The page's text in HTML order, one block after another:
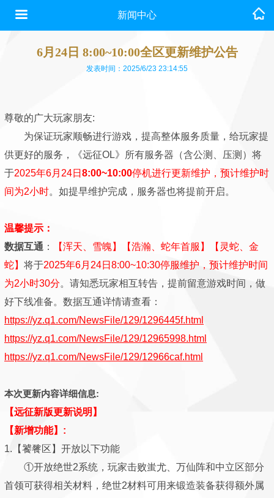
新闻中心
6月24日 8:00~10:00全区更新维护公告
发表时间：2025/6/23 23:14:55
尊敬的广大玩家朋友:
为保证玩家顺畅进行游戏，提高整体服务质量，给玩家提
供更好的服务，《远征OL》所有服务器（含公测、压测）将
于2025年6月24日 8:00~10:00停机进行更新维护，预计维护时
间为2小时。如提早维护完成，服务器也将提前开启。
温馨提示：
数据互通 ：
【浑天、雪魄】【浩瀚、蛇年首服】【灵蛇、金
蛇】 将于2025年6月24日8:00~10:30停服维护，预计维护时间
为2小时30分。请知悉玩家相互转告，提前留意游戏时间，做
好下线准备。数据互通详情请查看：
https://yz.q1.com/NewsFile/129/1296445f.html
https://yz.q1.com/NewsFile/129/12965998.html
https://yz.q1.com/NewsFile/129/12966caf.html
本次更新内容详细信息:
【远征新版更新说明】
【新增功能】:
1.【饕餮区】开放以下功能
①开放绝世2系统，玩家击败蚩尤、万仙阵和中立区部分
首领可获得相关材料，绝世2材料可用来锻造装备获得额外属